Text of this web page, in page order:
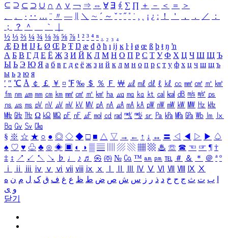
⊆ ⊇ ⊂ ⊃ ∪ ∩ ∧ ∨ ￢ ⇒ ⇔ ∀ ∃ ∮ ∑ ∏ ＋ － ＜ ＝
＞
、
。 · ‥ … ¨ 〃 ― ＼ ∼ ´ ～ ˇ ˘ ˝ ˚ ˙ ¸ ¡ ¿ ː ！ ＇ ， ． ／
：
；
？ ＾ ｀
½ ⅓ ⅔ ¼ ¾ ⅛ ⅜ ⅝ ⅞ ¹ ² ³ ⁴ ⁿ ₁ ₂ ₃ ₄
Æ Ð Ħ Ĳ Ł Ø Œ Þ Ŧ Ŋ æ đ ð ħ ı ĳ ĸ ŀ ł ø œ ß þ ŧ ŋ ŉ
А Б В Г Д Е Ё Ж З И Й К Л М Н О П Р С Т У Ф Х Ц Ч Ш Щ Ъ
Ы Ь Э Ю Я а б в г д е ё ж з и й к л м н о п р с т у ф х ц ч ш щ ъ
ы ь э ю я
′ ″ ℃ Å ￠ ￡ ￥ ¤ ℉ ‰ ＄ ％ Ｆ ￦ ㎕ ㎖ ㎗ ℓ ㎘ ㏄ ㎣ ㎤ ㎥ ㎦
㎙ ㎚ ㎛ ㎜ ㎝ ㎞ ㎟ ㎠ ㎡ ㎢ ㏊ ㎍ ㎎ ㎏ ㏏ ㎈ ㎉ ㏈ ㎧ ㎨ ㎰
㎱ ㎲ ㎳ ㎴ ㎵ ㎶ ㎷ ㎸ ㎹ ㎀ ㎁ ㎂ ㎃ ㎄ ㎺ ㎻ ㎽ ㎾ ㎿ ㎐ ㎑
㎒ ㎓ ㎔ Ω ㏀ ㏁ ㎊ ㎋ ㎌ ㏖ ㏅ ㎭ ㎮ ㎯ ㏛ ㎩ ㎪ ㎫ ㎬ ㏝ ㏐
㏓
㏃ ㏉ ㏜ ㏆
§ ※ ☆ ★ ○ ● ◎ ◇ ◆ □ ■ △ ▽ → ← ↑ ↓ ↔ 〓 ◁ ◀ ▷ ▶ ♤
♠ ♡ ♥ ♧ ♣ ⊙ ◈ ▣ ◐ ◑ ▒ ▤ ▨ ▧ ▦ ▩ ♨ ☏ ☎ ☜ ☞ ¶ †
‡ ↕ ↗ ↙ ↖ ↘ ♭ ♩ ♪ ♬ ㉿ ㈜ № ㏇ ™ ㏂ ㏘ ℡ ＃ ＆ ＊ ＠ ª º
ⅰ
ⅱ ⅲ ⅳ ⅴ ⅵ ⅶ ⅷ ⅸ ⅹ Ⅳ Ⅴ Ⅵ Ⅶ Ⅷ Ⅸ Ⅹ
ب ت ث ج ح خ د ذ ر ز س ش ص ض ط ظ ع غ ف ق ک ل م ن ه
و ی
닫기